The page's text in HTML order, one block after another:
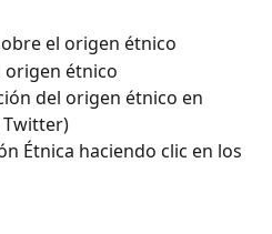
el origen étnico
origen étnico
del origen étnico en
Twitter)
Étnica haciendo clic en los